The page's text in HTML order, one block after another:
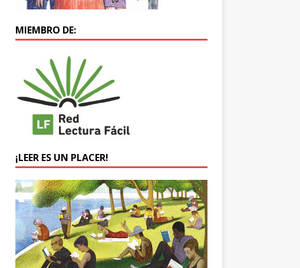
MIEMBRO DE:
¡LEER ES UN PLACER!